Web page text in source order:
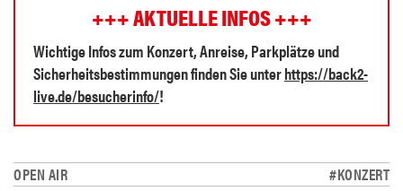
+++ AKTUELLE INFOS +++
Wichtige Infos zum Konzert, Anreise, Parkplätze und
Sicherheitsbestimmungen finden Sie unterhttps://back2-
live.de/besucherinfo/!
OPEN AIR #KONZERT